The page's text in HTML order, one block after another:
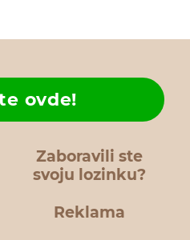
Zaboravili ste
svoju lozinku?
ovde!
Reklama